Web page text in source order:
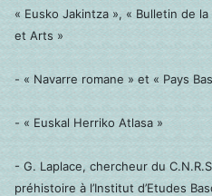
« Eusko Jakintza », « Bulletin de
et Arts »
- « Navarre romane » et « Pays
- « Euskal Herriko Atlasa »
- G. Laplace, chercheur du
préhistoire à l’Institut d’Etudes